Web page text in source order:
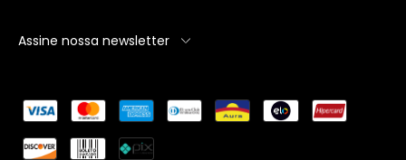
Assine nossa newsletter